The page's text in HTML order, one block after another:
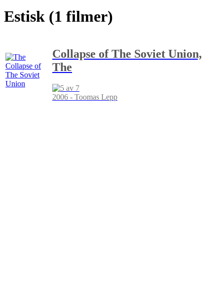
Estisk (1 filmer)
Collapse of The Soviet Union,
The
2006 - Toomas Lepp